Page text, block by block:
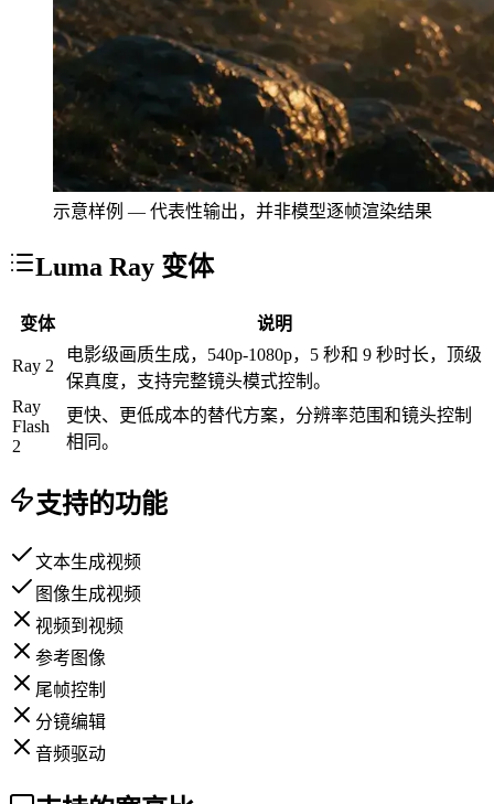
示意样例 — 代表性输出，并非模型逐帧渲染结果
Luma Ray 变体
变体 说明
Ray 2
电影级画质生成，540p-1080p，5 秒和 9 秒时长，顶级
保真度，支持完整镜头模式控制。
Ray
Flash
2
更快、更低成本的替代方案，分辨率范围和镜头控制
相同。
支持的功能
文本生成视频
图像生成视频
视频到视频
参考图像
尾帧控制
分镜编辑
音频驱动